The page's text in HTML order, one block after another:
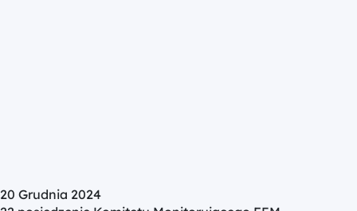
20 Grudnia 2024